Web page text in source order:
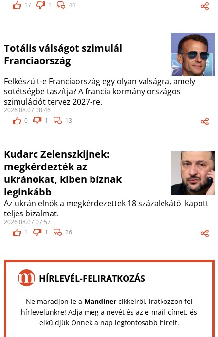
17
1 44
Totális válságot szimulál
Franciaország
Felkészült-e Franciaország egy olyan válságra, amely
sötétségbe taszítja? A francia kormány országos
szimulációt tervez 2027-re.
2026.08.07 08:46
0
1 13
Kudarc Zelenszkijnek:
megkérdezték az
ukránokat, kiben bíznak
leginkább
Az ukrán elnök a megkérdezettek 18 százalékától kapott
teljes bizalmat.
2026.08.07 07:57
1
1 26
HÍRLEVÉL-FELIRATKOZÁS
Ne maradjon le a Mandinercikkeiről, iratkozzon fel
hírlevelünkre! Adja meg a nevét és az e-mail-címét, és
elküldjük Önnek a nap legfontosabb híreit.